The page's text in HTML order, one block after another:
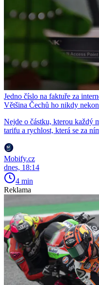
Jedno číslo na faktuře za
Většina Čechů ho nikdy
Nejde o částku, kterou každý
tarifu a rychlost, která se za
Mobify.cz
dnes, 18:14
4 min
Reklama